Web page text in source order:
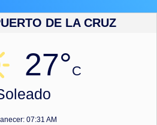
DE LA CRUZ
27°C
07:31 AM